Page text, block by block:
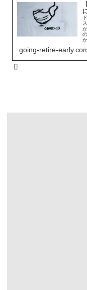
going-retire-